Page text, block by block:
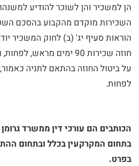
הן למשכיר והן לשוכר להודיע
השכירות מוקדם מהקבוע בהסכם
הוראות סעיף יג' (ב) לחוק המשכיר
חוזה שכירות 90 ימים
לפחות.
הכותבים הם עורכי דין ממשרד
בתחום המקרקעין בכלל ובתחום
בפרט.